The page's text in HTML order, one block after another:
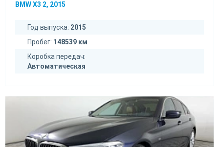
BMW X3 2, 2015
Год выпуска: 2015
Пробег: 148539 км
Коробка передач:
Автоматическая